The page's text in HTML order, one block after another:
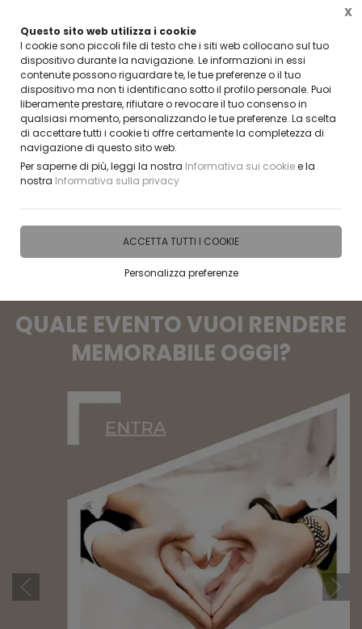
Questo sito web utilizza i cookie
I cookie sono piccoli file di testo che i siti web collocano sul tuo
dispositivo durante la navigazione. Le informazioni in essi
contenute possono riguardare te, le tue preferenze o il tuo
dispositivo ma non ti identificano sotto il profilo personale. Puoi
liberamente prestare, rifiutare o revocare il tuo consenso in
qualsiasi momento, personalizzando le tue preferenze. La scelta
di accettare tutti i cookie ti offre certamente la completezza di
navigazione di questo sito web.
Per saperne di più, leggi la nostra Informativa sui cookiee la
nostra Informativa sulla privacy
ACCETTA TUTTI I COOKIE
Personalizza preferenze
X
CLICCA E SCOPRI I COUPON ATTIVI ADESSO
"LA PERFEZIONE NON E'
RAGGIUNGIBILE, MA SE RINCORRIAMO
LA PERFEZIONE POSSIAMO
RAGGIUNGERE L'ECCELLENZA"
QUALE EVENTO VUOI RENDERE
MEMORABILE OGGI?